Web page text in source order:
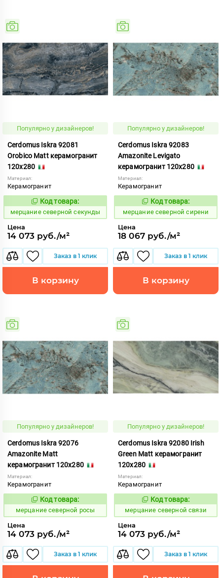
Популярно у дизайнеров!
Cerdomus Iskra 92081
Orobico Matt керамогранит
120x280
Материал:
Керамогранит
979337
Код товара:
мерцание северной секунды
Цена
14 073 руб./м²
Заказ в 1 клик
В корзину
Популярно у дизайнеров!
Cerdomus Iskra 92083
Amazonite Levigato
керамогранит 120x280
Материал:
Керамогранит
979339
Код товара:
мерцание северной сирени
Цена
18 067 руб./м²
Заказ в 1 клик
В корзину
Популярно у дизайнеров!
Cerdomus Iskra 92076
Amazonite Matt
керамогранит 120x280
Материал:
Керамогранит
979332
Код товара:
мерцание северной росы
Цена
14 073 руб./м²
Заказ в 1 клик
Популярно у дизайнеров!
Cerdomus Iskra 92080 Irish
Green Matt керамогранит
120x280
Материал:
Керамогранит
979336
Код товара:
мерцание северной связи
Цена
14 073 руб./м²
Заказ в 1 клик